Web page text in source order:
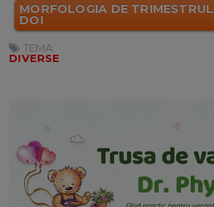
MORFOLOGIA DE TRIMESTRUL
DOI
TEMA:
DIVERSE